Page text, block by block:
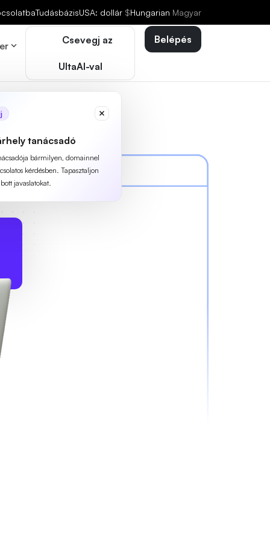
TudásbázisUSA: dollár $Hungarian Magyar
Csevegj az
UltaAI-val
tanácsadó
bármilyen, domainnel
kérdésben. Tapasztaljon
javaslatokat.
Belépés